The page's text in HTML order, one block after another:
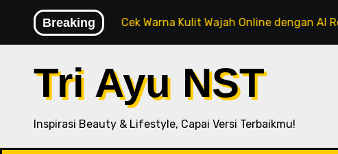
Breaking
Cek Warna Kulit Wajah Online dengan AI Rekomendasi
Tri Ayu NST
Inspirasi Beauty & Lifestyle, Capai Versi Terbaikmu!